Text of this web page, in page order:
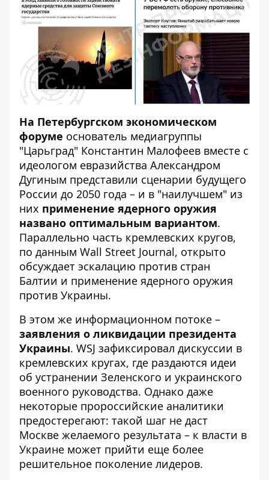
На Петербургском экономическом
форуме основатель медиагруппы
"Царьград" Константин Малофеев вместе с
идеологом евразийства Александром
Дугиным представили сценарии будущего
России до 2050 года – и в "наилучшем" из
них применение ядерного оружия
названо оптимальным вариантом.
Параллельно часть кремлевских кругов,
по данным Wall Street Journal, открыто
обсуждает эскалацию против стран
Балтии и применение ядерного оружия
против Украины.
В этом же информационном потоке –
заявления о ликвидации президента
Украины. WSJ зафиксировал дискуссии в
кремлевских кругах, где раздаются идеи
об устранении Зеленского и украинского
военного руководства. Однако даже
некоторые пророссийские аналитики
предостерегают: такой шаг не даст
Москве желаемого результата – к власти в
Украине может прийти еще более
решительное поколение лидеров.